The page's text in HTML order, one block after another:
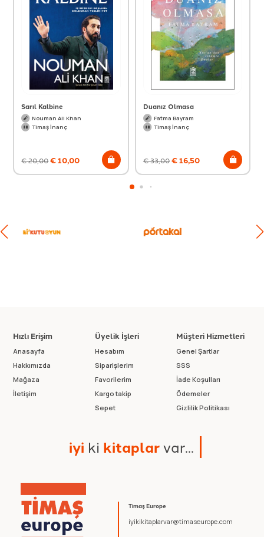
Sarıl Kalbine
Nouman Ali Khan
Timaş İnanç
€20,00€10,00
Duanız Olmasa
Fatma Bayram
Timaş İnanç
€33,00€16,50
Timaş Europe
iyikikitaplarvar@timaseurope.com
Hızlı Erişim
Anasayfa
Hakkımızda
Mağaza
İletişim
Üyelik İşleri
Hesabım
Siparişlerim
Favorilerim
Kargo takip
Sepet
Müşteri Hizmetleri
Genel Şartlar
SSS
İade Koşulları
Ödemeler
Gizlilik Politikası
iyi ki kitaplarvar...